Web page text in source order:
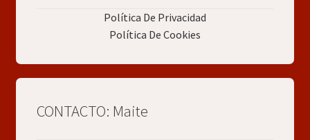
Política De Privacidad
Política De Cookies
CONTACTO: Maite